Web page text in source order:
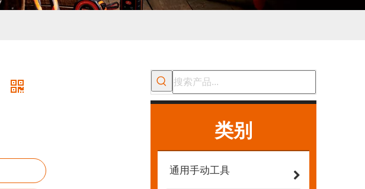
类别
通用手动工具